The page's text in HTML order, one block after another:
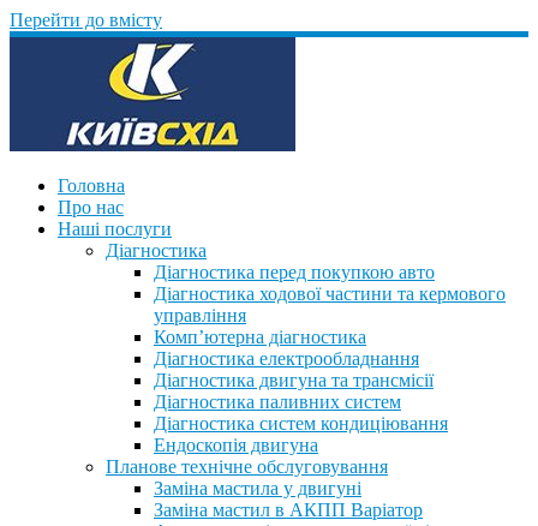
Перейти до вмісту
Головна
Про нас
Наші послуги
Діагностика
Діагностика перед покупкою авто
Діагностика ходової частини та кермового
управління
Комп’ютерна діагностика
Діагностика електрообладнання
Діагностика двигуна та трансмісії
Діагностика паливних систем
Діагностика систем кондиціювання
Ендоскопія двигуна
Планове технічне обслуговування
Заміна мастила у двигуні
Заміна мастил в АКПП Варіатор